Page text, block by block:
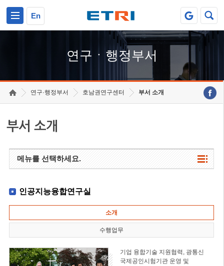
En
연구ㆍ행정부서
연구·행정부서 호남권연구센터 부서 소개
부서 소개
메뉴를 선택하세요.
인공지능융합연구실
소개
수행업무
기업 융합기술 지원협력, 광통신
국제공인시험기관 운영 및